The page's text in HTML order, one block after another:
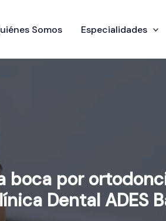
Somos Especialidades
boca por
Dental ADES